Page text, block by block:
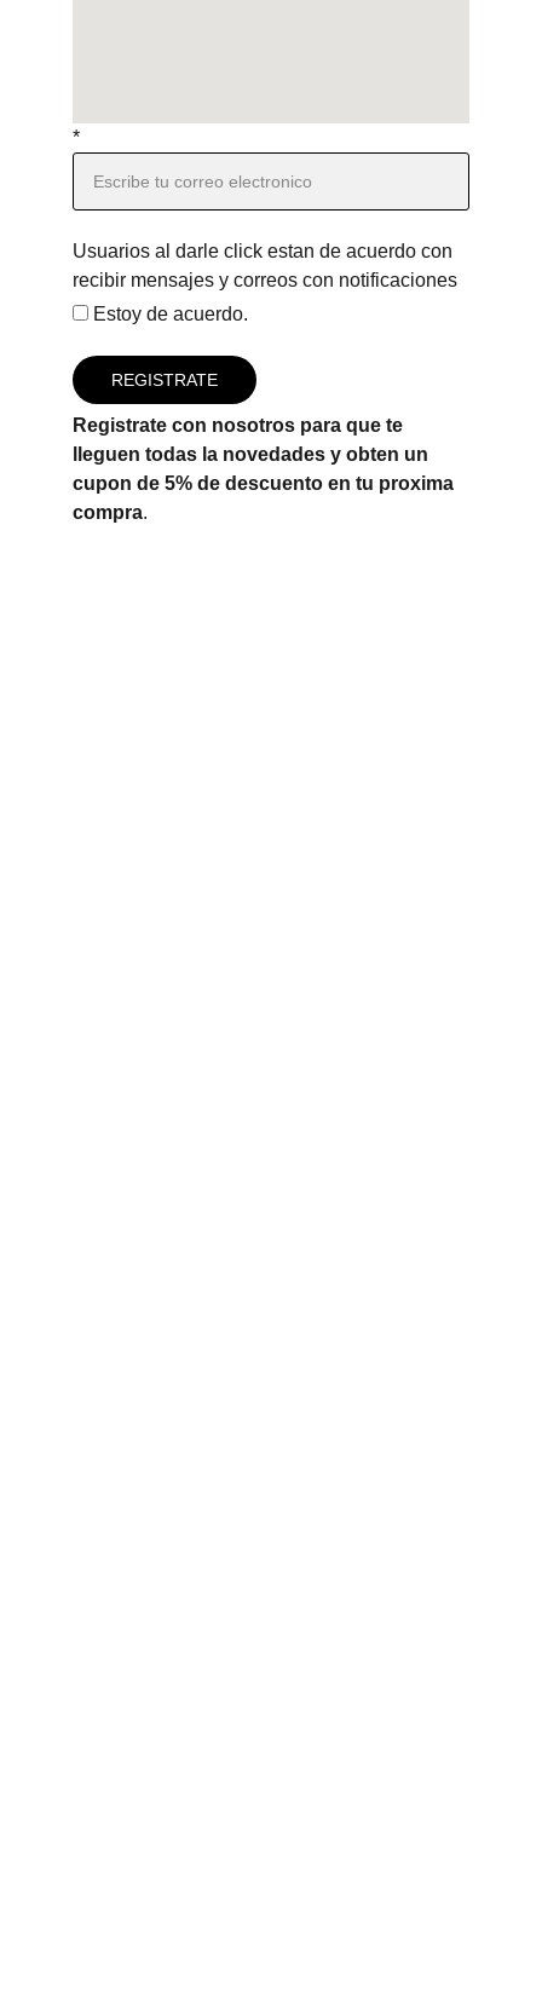
*
Usuarios al darle click estan de acuerdo con
recibir mensajes y correos con notificaciones
Estoy de acuerdo.
REGISTRATE
Registrate con nosotros para que te
lleguen todas la novedades y obten un
cupon de 5% de descuento en tu proxima
compra.